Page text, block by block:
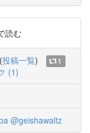
読む
(投稿一覧)
1
(1)
@geishawaltz